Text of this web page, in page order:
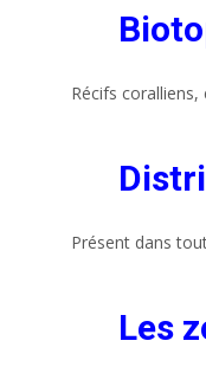
Récifs
Présent dans
Les